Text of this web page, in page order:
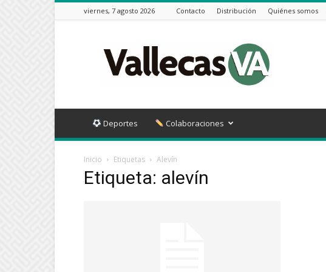
viernes, 7 agosto 2026 Contacto Distribución Quiénes somos
VA
Deportes Colaboraciones
Inicio Etiquetas Alevín
Etiqueta: alevín